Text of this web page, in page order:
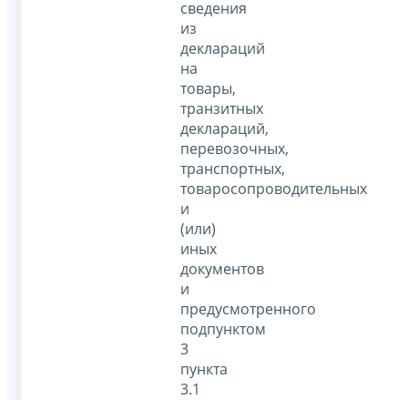
сведения
из
деклараций
на
товары,
транзитных
деклараций,
перевозочных,
транспортных,
товаросопроводительных
и
(или)
иных
документов
и
предусмотренного
подпунктом
3
пункта
3.1